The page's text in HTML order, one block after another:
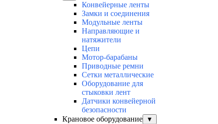
Конвейерные ленты
Замки и соединения
Модульные ленты
Направляющие и
натяжители
Цепи
Мотор-барабаны
Приводные ремни
Сетки металлические
Оборудование для
стыковки лент
Датчики конвейерной
безопасности
Крановое оборудование
▼